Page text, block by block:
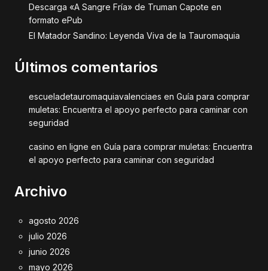
Descarga «A Sangre Fría» de Truman Capote en
formato ePub
El Matador Sandino: Leyenda Viva de la Tauromaquia
Últimos comentarios
escueladetauromaquiavalenciaes en Guía para comprar
muletas: Encuentra el apoyo perfecto para caminar con
seguridad
casino en ligne en Guía para comprar muletas: Encuentra
el apoyo perfecto para caminar con seguridad
Archivo
agosto 2026
julio 2026
junio 2026
mayo 2026